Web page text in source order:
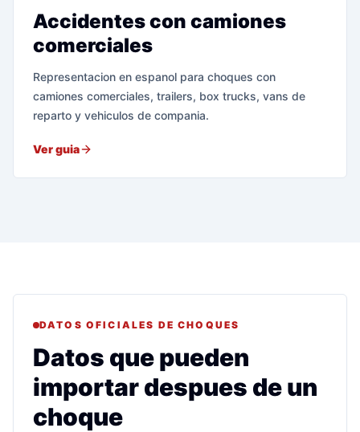
Accidentes con camiones
comerciales
Representacion en espanol para choques con
camiones comerciales, trailers, box trucks, vans de
reparto y vehiculos de compania.
Ver guia
DATOS OFICIALES DE CHOQUES
Datos que pueden
importar despues de un
choque